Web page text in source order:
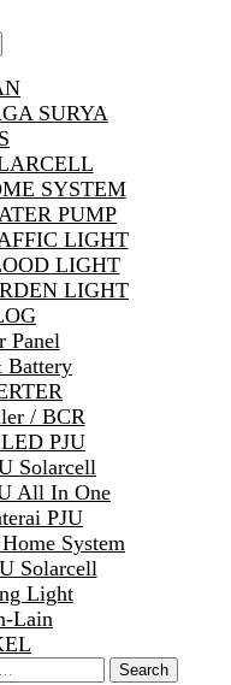
SURYA
SYSTEM
PUMP
LIGHT
LIGHT
LIGHT
Panel
/ BCR
PJU
Solarcell
All In One
PJU
System
Solarcell
Light
Lain